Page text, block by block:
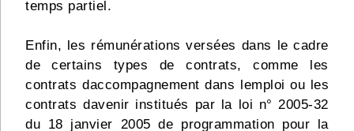
temps partiel.
Enfin, les rémunérations versées dans le cadre
de certains types de contrats, comme les
contrats daccompagnement dans lemploi ou les
contrats davenir institués par la loi n° 2005-32
du 18 janvier 2005 de programmation pour la